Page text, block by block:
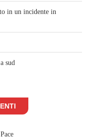
in un incidente in
sud